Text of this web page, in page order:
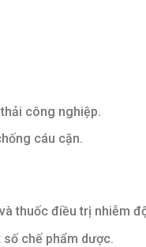
công nghiệp.
cáu cặn.
thuốc điều trị nhiễm
chế phẩm dược.